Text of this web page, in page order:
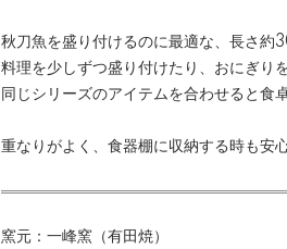
秋刀魚を盛り付けるのに最適な、長さ約
料理を少しずつ盛り付けたり、おにぎり
同じシリーズのアイテムを合わせると食
重なりがよく、食器棚に収納する時も安心
窯元：一峰窯（有田焼）